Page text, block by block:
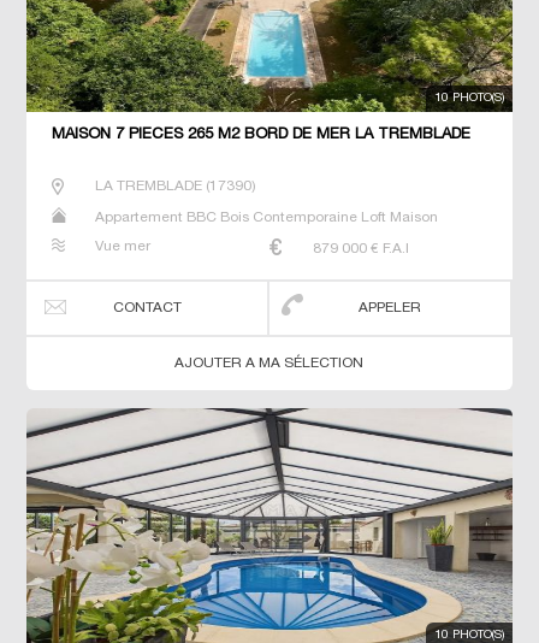
10 PHOTO(S)
MAISON 7 PIECES 265 M2 BORD DE MER LA TREMBLADE
LA TREMBLADE(17390)
Appartement BBC Bois Contemporaine Loft Maison
Vue mer
879 000 € F.A.I
CONTACT APPELER
AJOUTER A MA SÉLECTION
10 PHOTO(S)